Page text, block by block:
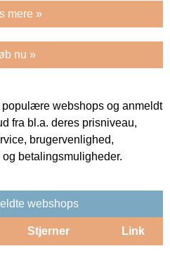
mere »
nu »
webshops og anmeldt
fra bl.a. deres prisniveau,
brugervenlighed,
betalingsmuligheder.
webshops
Stjerner Link